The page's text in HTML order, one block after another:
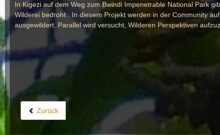
In Kigezi auf dem Weg zum Bwindi Impenetrable National Park
Wilderei bedroht . In diesem Projekt werden in der Community
ausgewildert. Parallel wird versucht, Wilderen Perspektiven
Zurück